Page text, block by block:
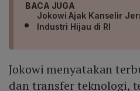
BACA JUGA
Jokowi Ajak Kanselir
Industri Hijau di RI
Jokowi menyatakan
dan transfer teknologi,